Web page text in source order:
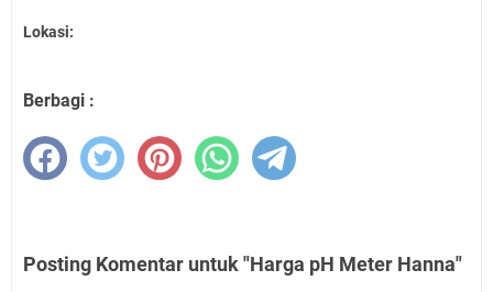
Lokasi:
Berbagi :
Posting Komentar untuk "Harga pH Meter Hanna"